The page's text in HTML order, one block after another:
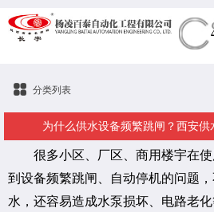
分类列表
为什么供水设备频繁跳闸？西安供
很多小区、厂区、商用楼宇在
到设备频繁跳闸、自动停机的问题
水，还容易造成水泵损坏、电路老